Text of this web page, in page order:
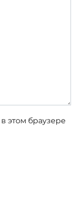
этом браузере